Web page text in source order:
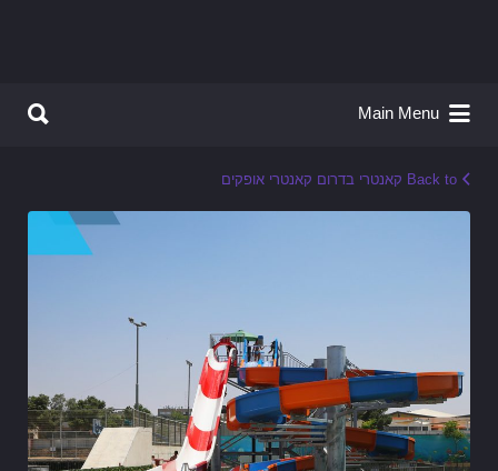
Main Menu
Back to קאנטרי בדרום קאנטרי אופקים